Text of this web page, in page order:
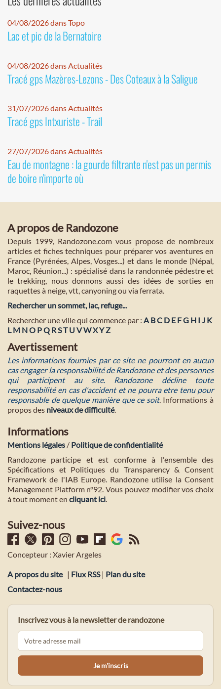
04/08/2026 dans Topo
Lac et pic de la Bernatoire
04/08/2026 dans Actualités
Tracé gps Mazères-Lezons - Des Coteaux à la Saligue
31/07/2026 dans Actualités
Tracé gps Intxuriste - Trail
27/07/2026 dans Actualités
Eau de montagne : la gourde filtrante n'est pas un permis
de boire n'importe où
A propos de Randozone
Depuis 1999, Randozone.com vous propose de nombreux
articles et fiches techniques pour préparer vos aventures en
France (Pyrénées, Alpes, Vosges...) et dans le monde (Népal,
Maroc, Réunion...) : spécialisé dans la randonnée pédestre et
le trekking, nous donnons aussi des idées de sorties en
raquettes à neige, vtt, canyoning ou via ferrata.
Rechercher un sommet, lac, refuge...
Rechercher une ville qui commence par : A BC D E FG H I J K
L M NO PQ RST U VWXYZ
Avertissement
Les informations fournies par ce site ne pourront en aucun
cas engager la responsabilité de Randozone et des personnes
qui participent au site. Randozone décline toute
responsabilité en cas d'accident et ne pourra etre tenu pour
responsable de quelque manière que ce soit. Informations à
propos des niveaux de difficulté.
Informations
Mentions légales / Politique de confidentialité
Randozone participe et est conforme à l'ensemble des
Spécifications et Politiques du Transparency & Consent
Framework de l'IAB Europe. Randozone utilise la Consent
Management Platform n°92. Vous pouvez modifier vos choix
à tout moment en cliquant ici.
Suivez-nous
Concepteur : Xavier Argeles
A propos du site | Flux RSS| Plan du site
Contactez-nous
Inscrivez vous à la newsletter de randozone